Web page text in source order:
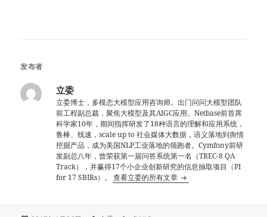
发布者
立委
立委博士，多模态大模型应用咨询师。出门问问大模型团队
前工程副总裁，聚焦大模型及其AIGC应用。Netbase前首席
科学家10年，期间指挥研发了18种语言的理解和应用系统，
鲁棒、线速，scale up to 社会媒体大数据，语义落地到舆情
挖掘产品，成为美国NLP工业落地的领跑者。Cymfony前研
发副总八年，曾荣获第一届问答系统第一名（TREC-8 QA
Track），并赢得17个小企业创新研究的信息抽取项目（PI
for 17 SBIRs）。查看立委的所有文章